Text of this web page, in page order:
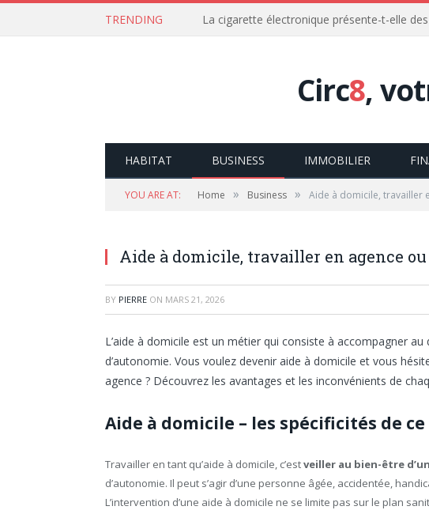
TRENDING La cigarette électronique présente-t-elle
Circ8,
HABITAT BUSINESS IMMOBILIER
YOU ARE AT: Home » Business » Aide à domicile, travailler
Aide à domicile, travailler en agence
BY PIERRE ON MARS 21, 2026
L’aide à domicile est un métier qui consiste à accompagner
d’autonomie. Vous voulez devenir aide à domicile et vous
agence ? Découvrez les avantages et les inconvénients de
Aide à domicile – les spécificités de
Travailler en tant qu’aide à domicile, c’estveiller au bien-être
d’autonomie. Il peut s’agir d’une personne âgée, accidentée,
L’intervention d’une aide à domicile ne se limite pas sur le plan